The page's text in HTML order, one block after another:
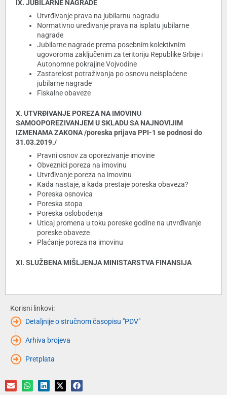
IX. JUBILARNE NAGRADE
Utvrđivanje prava na jubilarnu nagradu
Normativno uređivanje prava na isplatu jubilarne
nagrade
Jubilarne nagrade prema posebnim kolektivnim
ugovoroma zaključenim za teritoriju Republike Srbije i
Autonomne pokrajine Vojvodine
Zastarelost potraživanja po osnovu neisplaćene
jubilarne nagrade
Fiskalne obaveze
X. UTVRĐIVANJE POREZA NA IMOVINU
SAMOOPOREZIVANJEM U SKLADU SA NAJNOVIJIM
IZMENAMA ZAKONA /poreska prijava PPI-1 se podnosi do
31.03.2019./
Pravni osnov za oporezivanje imovine
Obveznici poreza na imovinu
Utvrđivanje poreza na imovinu
Kada nastaje, a kada prestaje poreska obaveza?
Poreska osnovica
Poreska stopa
Poreska oslobođenja
Uticaj promena u toku poreske godine na utvrđivanje
poreske obaveze
Plaćanje poreza na imovinu
XI. SLUŽBENA MIŠLJENJA MINISTARSTVA FINANSIJA
Korisni linkovi:
Detaljnije o stručnom časopisu "PDV"
Arhiva brojeva
Pretplata